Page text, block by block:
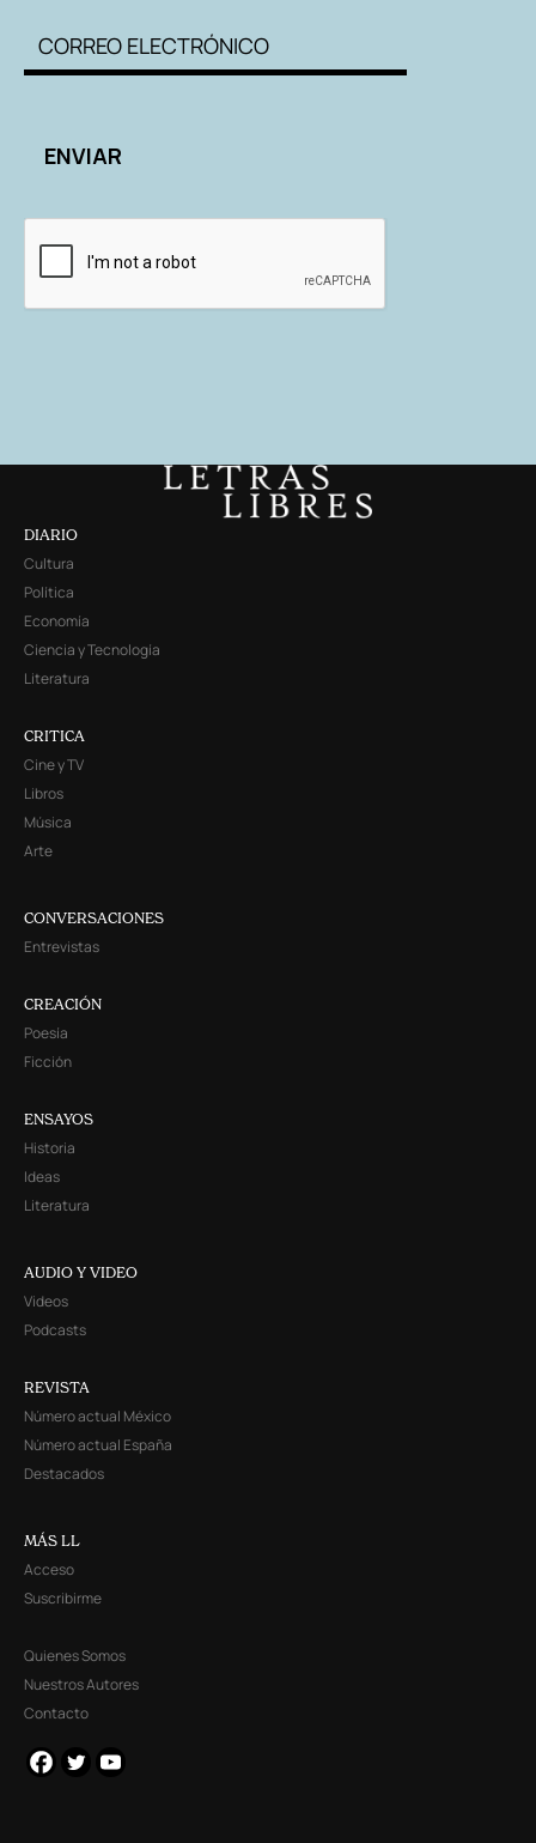
DIARIO
Cultura
Política
Economía
Ciencia y Tecnología
Literatura
CRITICA
Cine y TV
Libros
Música
Arte
CONVERSACIONES
Entrevistas
CREACIÓN
Poesía
Ficción
ENSAYOS
Historia
Ideas
Literatura
AUDIO Y VIDEO
Videos
Podcasts
REVISTA
Número actual México
Número actual España
Destacados
MÁS LL
Acceso
Suscribirme
Quienes Somos
Nuestros Autores
Contacto